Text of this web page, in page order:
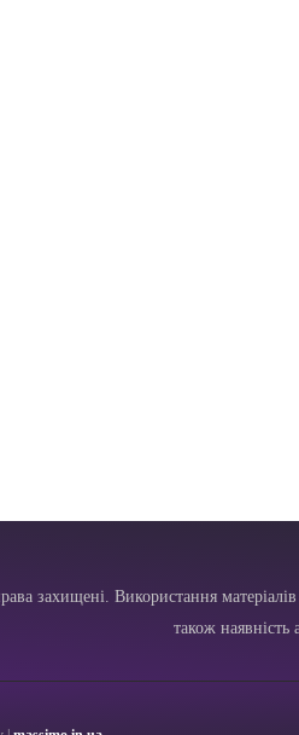
захищені. Використання
також